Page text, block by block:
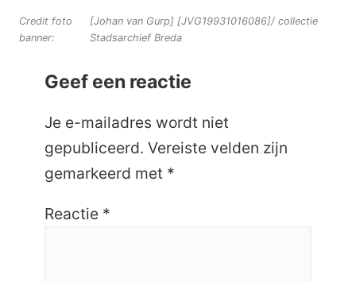
Credit foto
banner:
[Johan van Gurp] [JVG19931016086]/ collectie
Stadsarchief Breda
Geef een reactie
Je e-mailadres wordt niet
gepubliceerd. Vereiste velden zijn
gemarkeerd met *
Reactie *